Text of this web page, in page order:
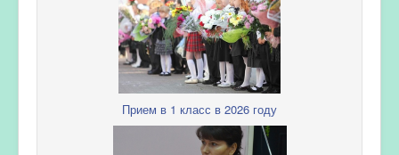
Прием в 1 класс в 2026 году